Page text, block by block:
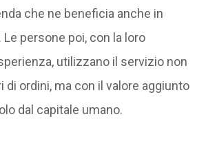
che ne beneficia anche in
persone poi, con la loro
utilizzano il servizio non
di ordini, ma con il valore aggiunto
dal capitale umano.